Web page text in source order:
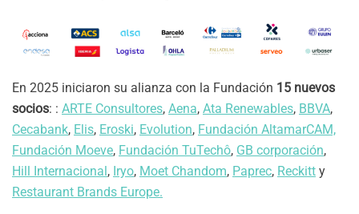
En 2025 iniciaron su alianza con la Fundación 15 nuevos
socios: : ARTE Consultores, Aena, Ata Renewables, BBVA,
Cecabank, Elis, Eroski, Evolution, Fundación AltamarCAM,
Fundación Moeve, Fundación TuTechô, GB corporación,
Hill Internacional, Iryo, Moet Chandom, Paprec, Reckitt y
Restaurant Brands Europe.